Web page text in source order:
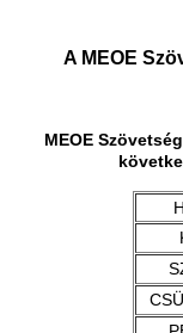
A MEOE
MEOE